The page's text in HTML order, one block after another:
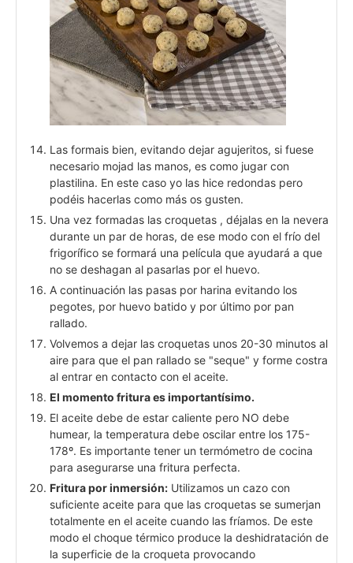
Las formais bien, evitando dejar agujeritos, si fuese
necesario mojad las manos, es como jugar con
plastilina. En este caso yo las hice redondas pero
podéis hacerlas como más os gusten.
Una vez formadas las croquetas , déjalas en la nevera
durante un par de horas, de ese modo con el frío del
frigorífico se formará una película que ayudará a que
no se deshagan al pasarlas por el huevo.
A continuación las pasas por harina evitando los
pegotes, por huevo batido y por último por pan
rallado.
Volvemos a dejar las croquetas unos 20-30 minutos al
aire para que el pan rallado se "seque" y forme costra
al entrar en contacto con el aceite.
El momento fritura es importantísimo.
El aceite debe de estar caliente pero NO debe
humear, la temperatura debe oscilar entre los 175-
178º. Es importante tener un termómetro de cocina
para asegurarse una fritura perfecta.
Fritura por inmersión: Utilizamos un cazo con
suficiente aceite para que las croquetas se sumerjan
totalmente en el aceite cuando las fríamos. De este
modo el choque térmico produce la deshidratación de
la superficie de la croqueta provocando